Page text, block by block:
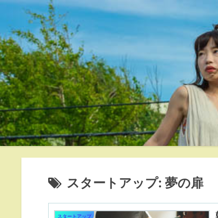
スタートアップ: 夢の扉
スタートアップ